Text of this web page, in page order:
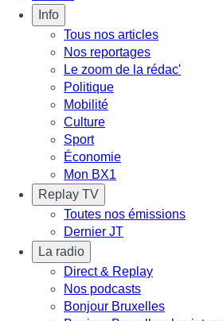
Info
Tous nos articles
Nos reportages
Le zoom de la rédac'
Politique
Mobilité
Culture
Sport
Économie
Mon BX1
Replay TV
Toutes nos émissions
Dernier JT
La radio
Direct & Replay
Nos podcasts
Bonjour Bruxelles